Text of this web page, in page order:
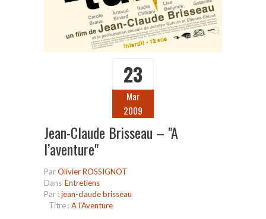
23
Mar
2009
Jean-Claude Brisseau – "A
l’aventure"
ParOlivier ROSSIGNOT
Dans Entretiens
Par :jean-claude brisseau
Titre :A l'Aventure